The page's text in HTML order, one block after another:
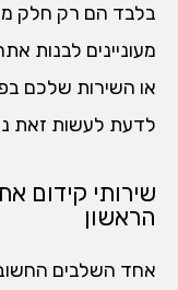
בלבד הם רק חלק
מעוניינים לבנות
או השירות שלכם
לדעת לעשות זאת
שירותי קידום
הראשון
אחד השלבים